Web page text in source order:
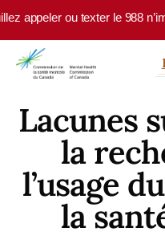
Skip to main content
ou texter le 988
Lacunes
la
l’usage
la